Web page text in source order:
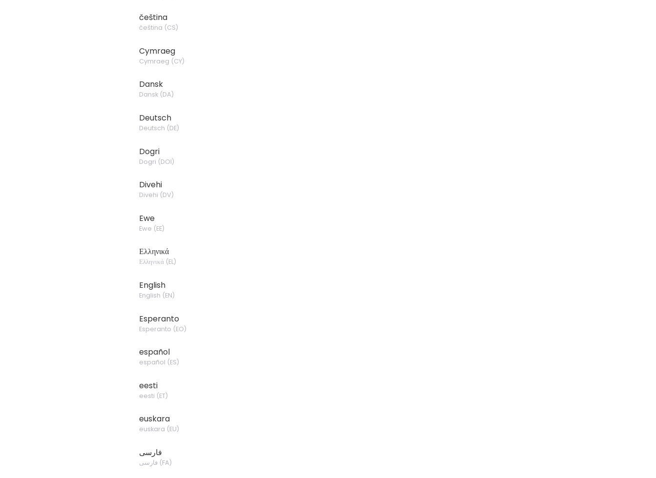
čeština
čeština (CS)
Cymraeg
Cymraeg (CY)
Dansk
Dansk(DA)
Deutsch
Deutsch (DE)
Dogri
Dogri (DOI)
Divehi
Divehi (DV)
Ewe
Ewe (EE)
Ελληνικά
Ελληνικά(EL)
English
English (EN)
Esperanto
Esperanto (EO)
español
español (ES)
eesti
eesti (ET)
euskara
euskara (EU)
فارسی
فارسی (FA)